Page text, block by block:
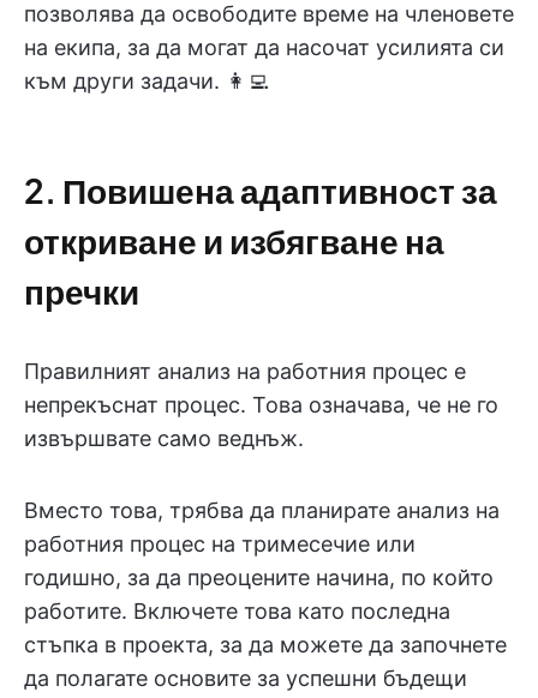
позволява да освободите време на членовете
на екипа, за да могат да насочат усилията си
към други задачи. 👩‍💻
2. Повишена адаптивност за
откриване и избягване на
пречки
Правилният анализ на работния процес е
непрекъснат процес. Това означава, че не го
извършвате само веднъж.
Вместо това, трябва да планирате анализ на
работния процес на тримесечие или
годишно, за да преоцените начина, по който
работите. Включете това като последна
стъпка в проекта, за да можете да започнете
да полагате основите за успешни бъдещи